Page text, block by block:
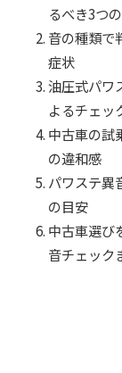
るべき3つ
音の種類で
症状
油圧式パワ
よるチェッ
中古車の試
の違和感
パワステ異
の目安
中古車選び
音チェック